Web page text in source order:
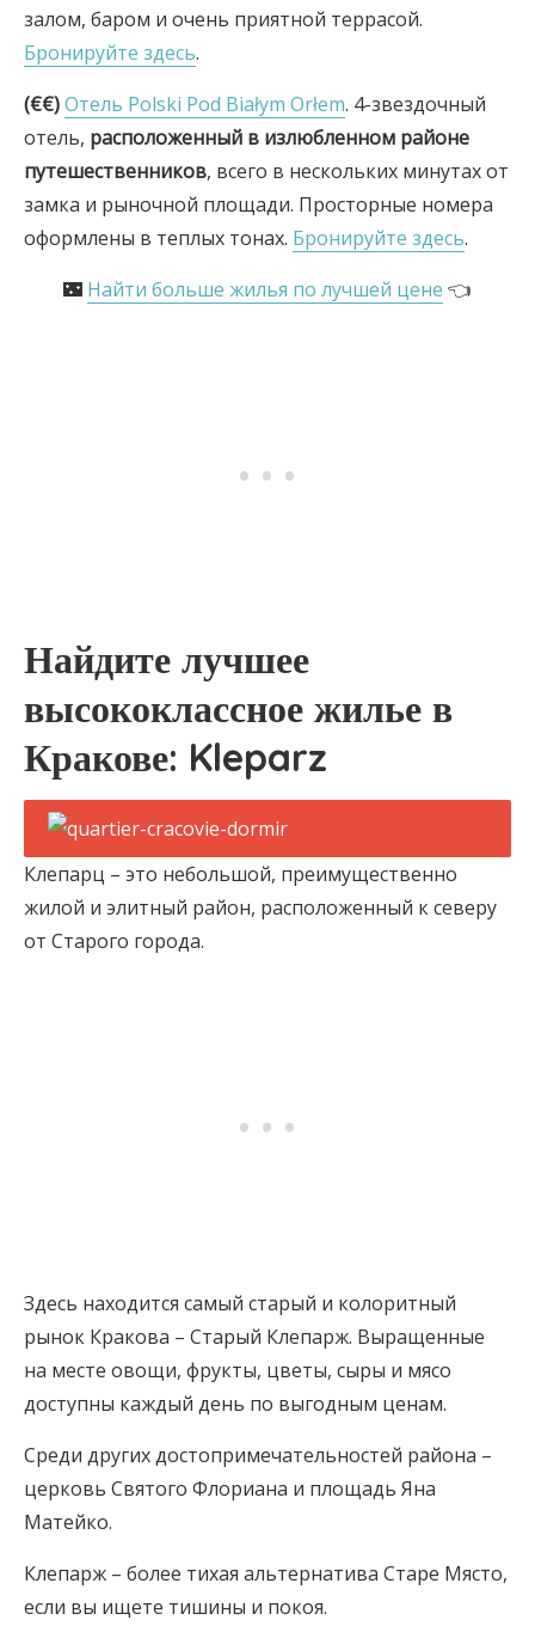
залом, баром и очень приятной террасой.
Бронируйте здесь.
(€€)Отель Polski Pod Białym Orłem. 4-звездочный
отель, расположенный в излюбленном районе
путешественников, всего в нескольких минутах от
замка и рыночной площади. Просторные номера
оформлены в теплых тонах. Бронируйте здесь.
🌃 Найти больше жилья по лучшей цене 👈
Найдите лучшее
высококлассное жилье в
Кракове: Kleparz
Клепарц – это небольшой, преимущественно
жилой и элитный район, расположенный к северу
от Старого города.
Здесь находится самый старый и колоритный
рынок Кракова – Старый Клепарж. Выращенные
на месте овощи, фрукты, цветы, сыры и мясо
доступны каждый день по выгодным ценам.
Среди других достопримечательностей района –
церковь Святого Флориана и площадь Яна
Матейко.
Клепарж – более тихая альтернатива Старе Място,
если вы ищете тишины и покоя.